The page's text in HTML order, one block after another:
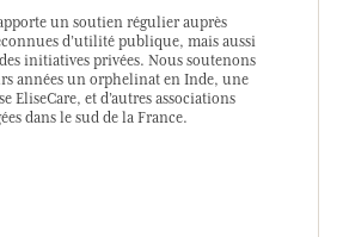
un soutien régulier auprès
d’utilité publique, mais aussi
initiatives privées. Nous soutenons
années un orphelinat en Inde, une
EliseCare, et d’autres associations
dans le sud de la France.